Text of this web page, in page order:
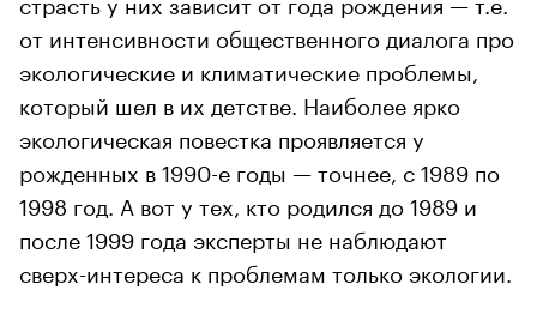
от интенсивности общественного диалога про
экологические и климатические проблемы,
который шел в их детстве. Наиболее ярко
экологическая повестка проявляется у
рожденных в 1990-е годы — точнее, с 1989 по
1998 год. А вот у тех, кто родился до 1989 и
после 1999 года эксперты не наблюдают
сверх-интереса к проблемам только экологии.